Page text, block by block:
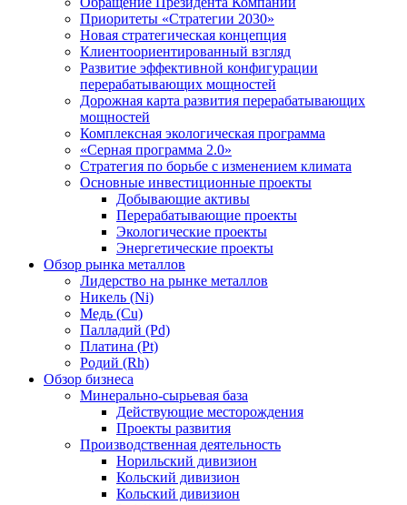
Приоритеты «Стратегии 2030»
Новая стратегическая концепция
Клиентоориентированный взгляд
Развитие эффективной конфигурации
перерабатывающих мощностей
Дорожная карта развития перерабатывающих
мощностей
Комплексная экологическая программа
«Серная программа 2.0»
Стратегия по борьбе с изменением климата
Основные инвестиционные проекты
Добывающие активы
Перерабатывающие проекты
Экологические проекты
Энергетические проекты
Обзор рынка металлов
Лидерство на рынке металлов
Никель (Ni)
Медь (Cu)
Палладий (Pd)
Платина (Pt)
Родий (Rh)
Обзор бизнеса
Минерально-сырьевая база
Действующие месторождения
Проекты развития
Производственная деятельность
Норильский дивизион
Кольский дивизион
Кольский дивизион